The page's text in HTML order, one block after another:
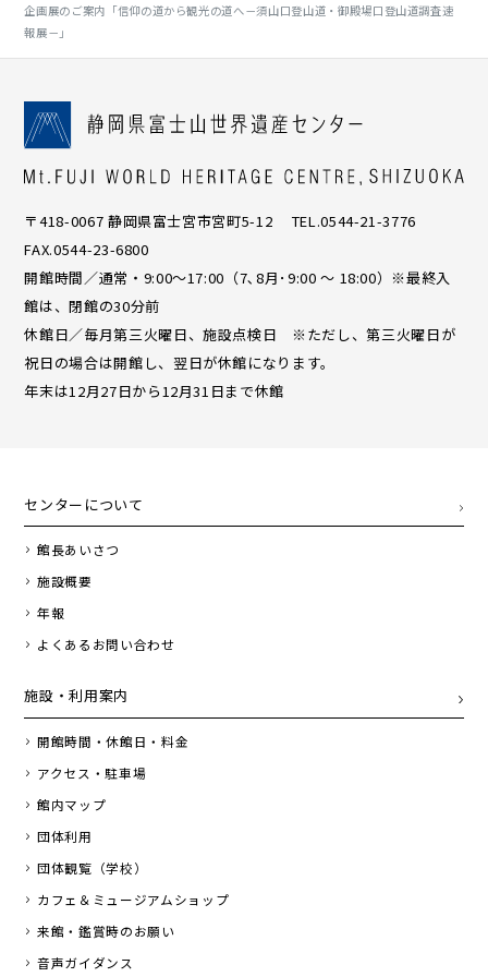
企画展のご案内「信仰の道から観光の道へ－須山口登山道・御殿場口登山道調査速
報展－」
〒418-0067 静岡県富士宮市宮町5-12 TEL.0544-21-3776
FAX.0544-23-6800
開館時間／通常・9:00〜17:00（7､8月･9:00 ～ 18:00）※最終入
館は、閉館の30分前
休館日／毎月第三火曜日、施設点検日 ※ただし、第三火曜日が
祝日の場合は開館し、翌日が休館になります。
年末は12月27日から12月31日まで休館
センターについて
館長あいさつ
施設概要
年報
よくあるお問い合わせ
施設・利用案内
開館時間・休館日・料金
アクセス・駐車場
館内マップ
団体利用
団体観覧（学校）
カフェ＆ミュージアムショップ
来館・鑑賞時のお願い
音声ガイダンス